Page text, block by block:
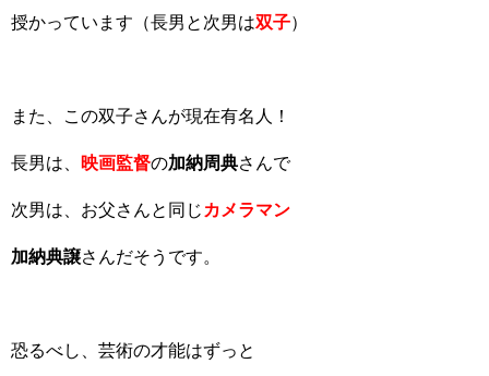
授かっています（長男と次男は双子）
また、この双子さんが現在有名人！
長男は、 映画監督の加納周典さんで
次男は、お父さんと同じ カメラマン
加納典譲さんだそうです。
恐るべし、芸術の才能はずっと